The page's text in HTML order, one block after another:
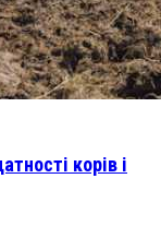
корів і